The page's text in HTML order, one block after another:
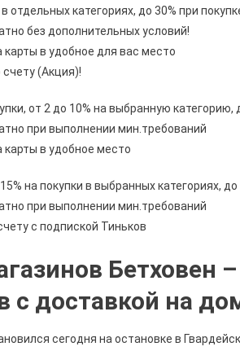
отдельных категориях, до 30% при
без дополнительных условий!
карты в удобное для вас место
счету (Акция)!
от 2 до 10% на выбранную
при выполнении мин.требований
карты в удобное место
на покупки в выбранных категориях,
при выполнении мин.требований
с подпиской Тиньков
Бетховен
с доставкой на
сегодня на остановке в